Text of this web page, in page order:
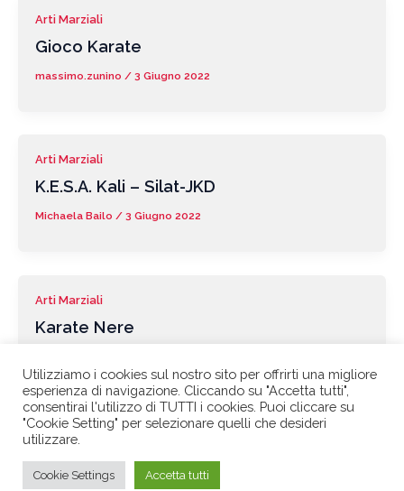
Arti Marziali
Gioco Karate
massimo.zunino / 3 Giugno 2022
Arti Marziali
K.E.S.A. Kali – Silat-JKD
Michaela Bailo / 3 Giugno 2022
Arti Marziali
Karate Nere
© 2025 Copyright - Ganbaru Karate Shotokan Milano - A.S.D. - C.F.
Utilizziamo i cookies sul nostro sito per offrirti una migliore
esperienza di navigazione. Cliccando su "Accetta tutti",
consentirai l'utilizzo di TUTTI i cookies. Puoi cliccare su
"Cookie Setting" per selezionare quelli che desideri
utilizzare.
Cookie Settings Accetta tutti